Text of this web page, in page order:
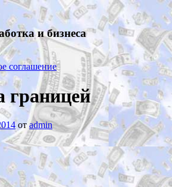
и бизнеса
соглашение
границей
отadmin